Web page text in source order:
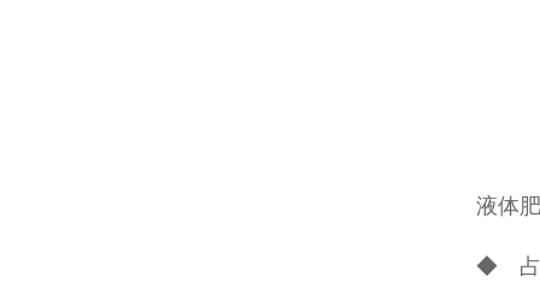
液体
◆ 占